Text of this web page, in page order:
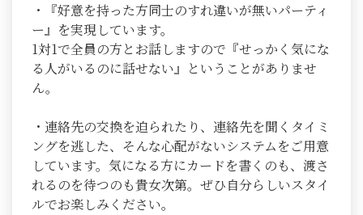
・『好意を持った方同士のすれ違いが無いパーティ
ー』を実現しています。
1対1で全員の方とお話しますので『せっかく気にな
る人がいるのに話せない』ということがありませ
ん。
・連絡先の交換を迫られたり、連絡先を聞くタイミ
ングを逃した、そんな心配がないシステムをご用意
しています。気になる方にカードを書くのも、渡さ
れるのを待つのも貴女次第。ぜひ自分らしいスタイ
ルでお楽しみください。